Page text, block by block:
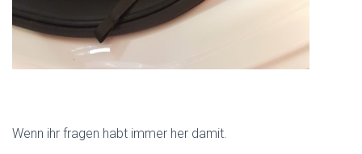
Wenn ihr fragen habt immer her damit.